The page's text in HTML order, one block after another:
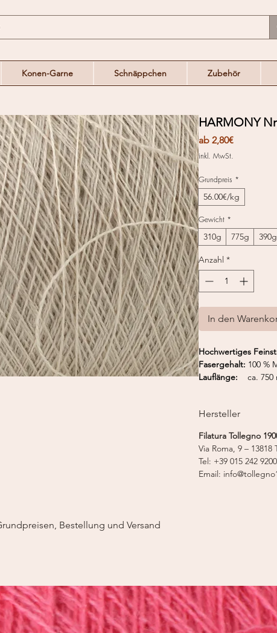
Konen-Garne Schnäppchen Zubehör
HARMONY
ab 2,80€Sale-
inkl. MwSt.
Grundpreis *
56.00€/kg
Gewicht *
310g 775g 390g
Anzahl *
In den
Hochwertiges
Fasergehalt: 100 %
Lauflänge:
ca. 750
Hersteller
Filatura Tollegno
Via Roma, 9 – 13818
Tel: +39 015 242 9200
Email:
Bestellung und Versand